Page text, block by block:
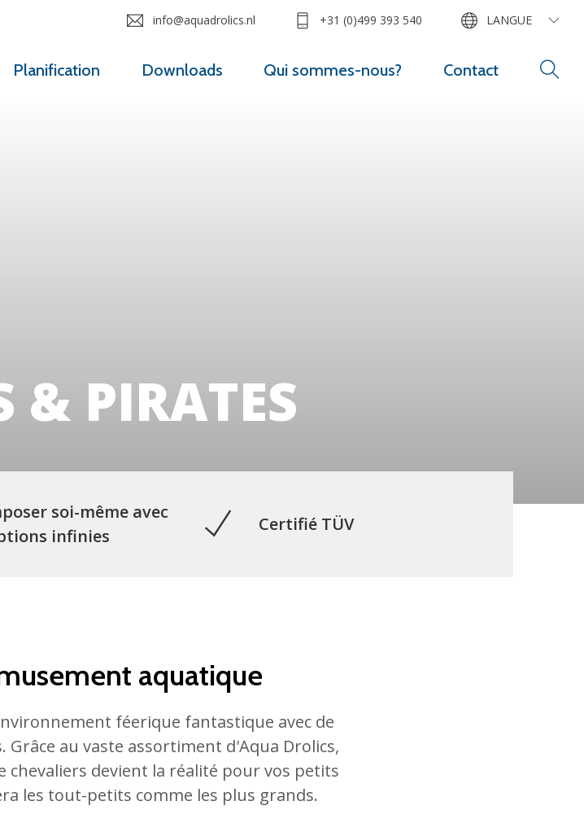
Planification Downloads Qui sommes-nous? Contact
info@aquadrolics.nl +31 (0)499 393 540 LANGUE
& PIRATES
soi-même avec
infinies
Certifié TÜV
aquatique
féerique fantastique avec de
au vaste assortiment d'Aqua Drolics,
chevaliers devient la réalité pour vos petits
les tout-petits comme les plus grands.